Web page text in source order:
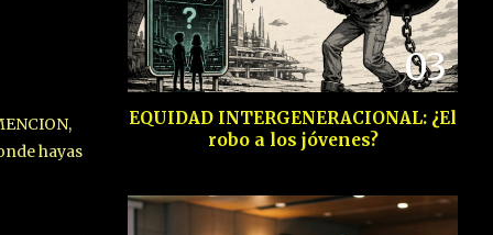
hayas
03
EQUIDAD INTERGENERACIONAL: ¿El
robo a los jóvenes?